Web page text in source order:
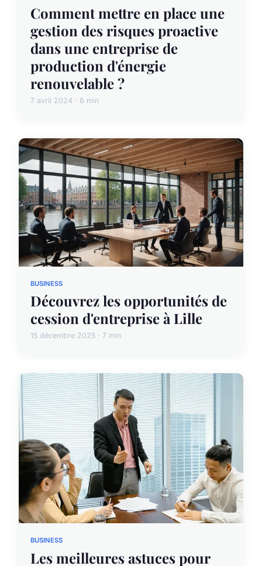
Comment mettre en place une
gestion des risques proactive
dans une entreprise de
production d'énergie
renouvelable ?
7 avril 2024 · 6 min
BUSINESS
Découvrez les opportunités de
cession d'entreprise à Lille
15 décembre 2025 · 7 min
BUSINESS
Les meilleures astuces pour